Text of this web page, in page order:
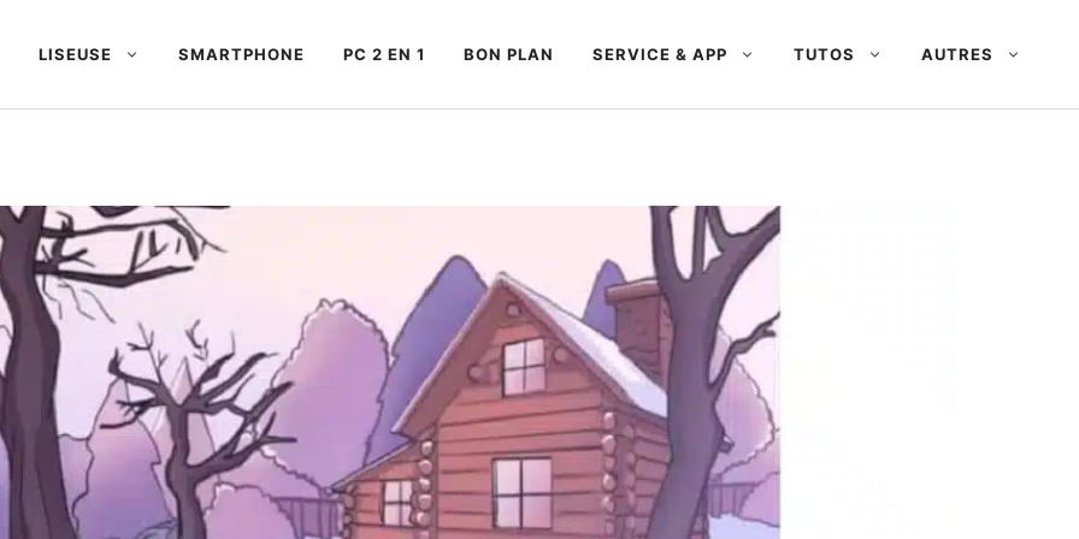
LISEUSE SMARTPHONE PC 2 EN 1 BON PLAN SERVICE & APP TUTOS AUTRES